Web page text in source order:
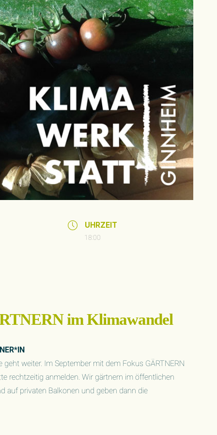
UHRZEIT
18:00
im Klimawandel
geht weiter. Im September mit dem Fokus GÄRTNERN
rechtzeitig anmelden. Wir gärtnern im öffentlichen
auf privaten Balkonen und geben dann die